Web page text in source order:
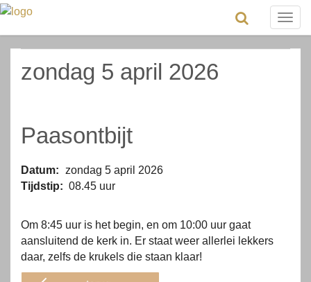
zondag 5 april 2026
Paasontbijt
Datum: zondag 5 april 2026
Tijdstip: 08.45 uur
Om 8:45 uur is het begin, en om 10:00 uur gaat
aansluitend de kerk in. Er staat weer allerlei lekkers
daar, zelfs de krukels die staan klaar!